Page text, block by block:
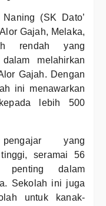
(SK Dato’
Gajah, Melaka,
rendah yang
melahirkan
Gajah. Dengan
ini menawarkan
lebih 500
yang
seramai 56
penting dalam
Sekolah ini juga
untuk kanak-